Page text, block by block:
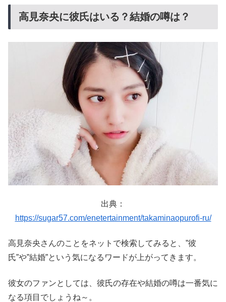
高見奈央に彼氏はいる？結婚の噂は？
出典：
https://sugar57.com/enetertainment/takaminaopurofi-ru/
高見奈央さんのことをネットで検索してみると、”彼
氏”や”結婚”という気になるワードが上がってきます。
彼女のファンとしては、彼氏の存在や結婚の噂は一番気に
なる項目でしょうね～。